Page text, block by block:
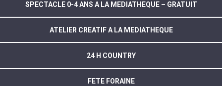
SPECTACLE 0-4 ANS A LA MEDIATHEQUE – GRATUIT
ATELIER CREATIF A LA MEDIATHEQUE
24 H COUNTRY
FETE FORAINE